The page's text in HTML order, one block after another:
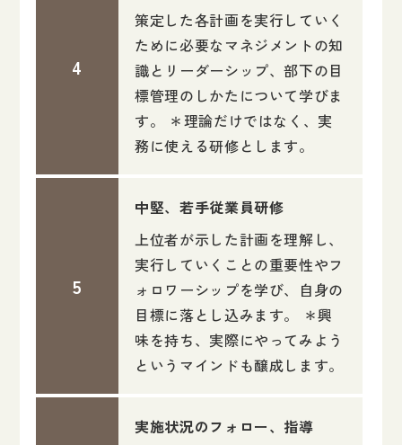
策定した各計画を実行していく
ために必要なマネジメントの知
識とリーダーシップ、部下の目
標管理のしかたについて学びま
す。 ＊理論だけではなく、実
務に使える研修とします。
中堅、若手従業員研修
上位者が示した計画を理解し、
実行していくことの重要性やフ
ォロワーシップを学び、自身の
目標に落とし込みます。 ＊興
味を持ち、実際にやってみよう
というマインドも醸成します。
実施状況のフォロー、指導